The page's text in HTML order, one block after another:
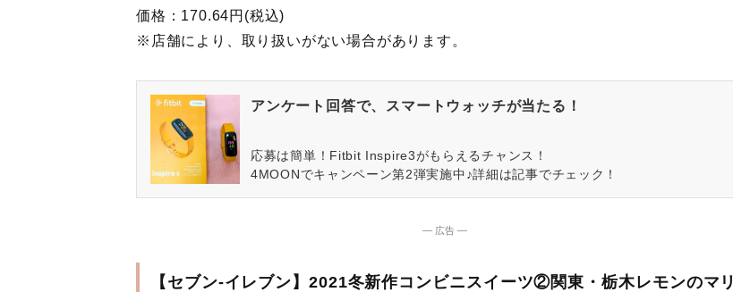
価格：170.64円(税込)
※店舗により、取り扱いがない場合があります。
アンケート回答で、スマートウォッチが当たる！
応募は簡単！Fitbit Inspire3がもらえるチャンス！
4MOONでキャンペーン第2弾実施中♪詳細は記事でチェック！
― 広告 ―
【セブン-イレブン】2021冬新作コンビニスイーツ②関東・栃木レモンのマリ